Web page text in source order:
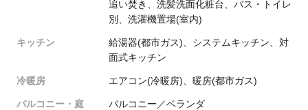
追い焚き、洗髪洗面化粧台、バス・トイレ
別、洗濯機置場(室内)
キッチン
給湯器(都市ガス)、システムキッチン、対
面式キッチン
冷暖房 エアコン(冷暖房)、暖房(都市ガス)
バルコニー・庭 バルコニー／ベランダ